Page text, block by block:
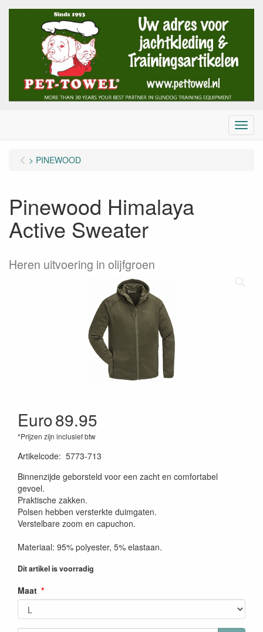
Menu
> PINEWOOD
Pinewood Himalaya
Active Sweater
Heren uitvoering in olijfgroen
Euro89.95
*Prijzen zijn inclusief btw
Artikelcode: 5773-713
Binnenzijde geborsteld voor een zacht en comfortabel
gevoel.
Praktische zakken.
Polsen hebben versterkte duimgaten.
Verstelbare zoom en capuchon.
Materiaal: 95% polyester, 5% elastaan.
Dit artikel is voorradig
Maat